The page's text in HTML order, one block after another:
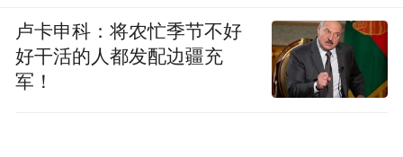
卢卡申科：将农忙季节不好
好干活的人都发配边疆充
军！